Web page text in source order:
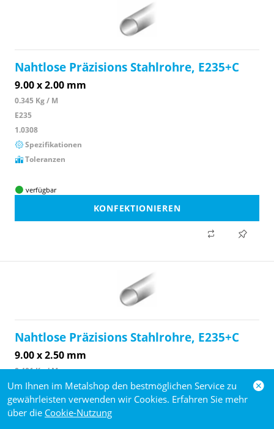
Um Ihnen im Metalshop den bestmöglichen Service zu
gewährleisten verwenden wir Cookies. Erfahren Sie mehr
über die Cookie-Nutzung
Nahtlose Präzisions Stahlrohre, E235+C
9.00 x 2.00 mm
0.345 Kg / M
E235
1.0308
Spezifikationen
Toleranzen
verfügbar
KONFEKTIONIEREN
Nahtlose Präzisions Stahlrohre, E235+C
9.00 x 2.50 mm
0.401 Kg / M
E235
1.0308
Spezifikationen